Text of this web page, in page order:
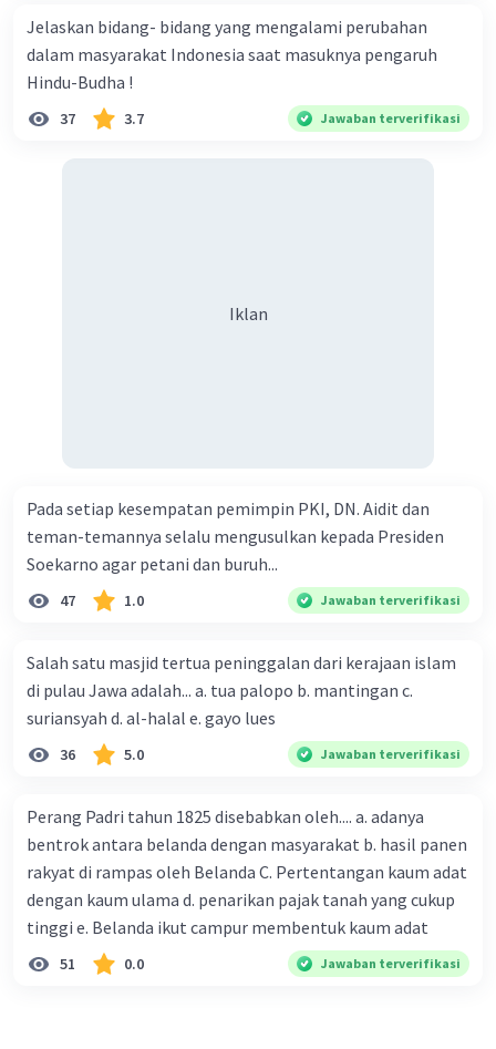
Jelaskan bidang- bidang yang mengalami perubahan
dalam masyarakat Indonesia saat masuknya pengaruh
Hindu-Budha !
37 3.7 Jawaban terverifikasi
Iklan
Pada setiap kesempatan pemimpin PKI, DN. Aidit dan
teman-temannya selalu mengusulkan kepada Presiden
Soekarno agar petani dan buruh...
47 1.0 Jawaban terverifikasi
Salah satu masjid tertua peninggalan dari kerajaan islam
di pulau Jawa adalah... a. tua palopo b. mantingan c.
suriansyah d. al-halal e. gayo lues
36 5.0 Jawaban terverifikasi
Perang Padri tahun 1825 disebabkan oleh.... a. adanya
bentrok antara belanda dengan masyarakat b. hasil panen
rakyat di rampas oleh Belanda C. Pertentangan kaum adat
dengan kaum ulama d. penarikan pajak tanah yang cukup
tinggi e. Belanda ikut campur membentuk kaum adat
51 0.0 Jawaban terverifikasi